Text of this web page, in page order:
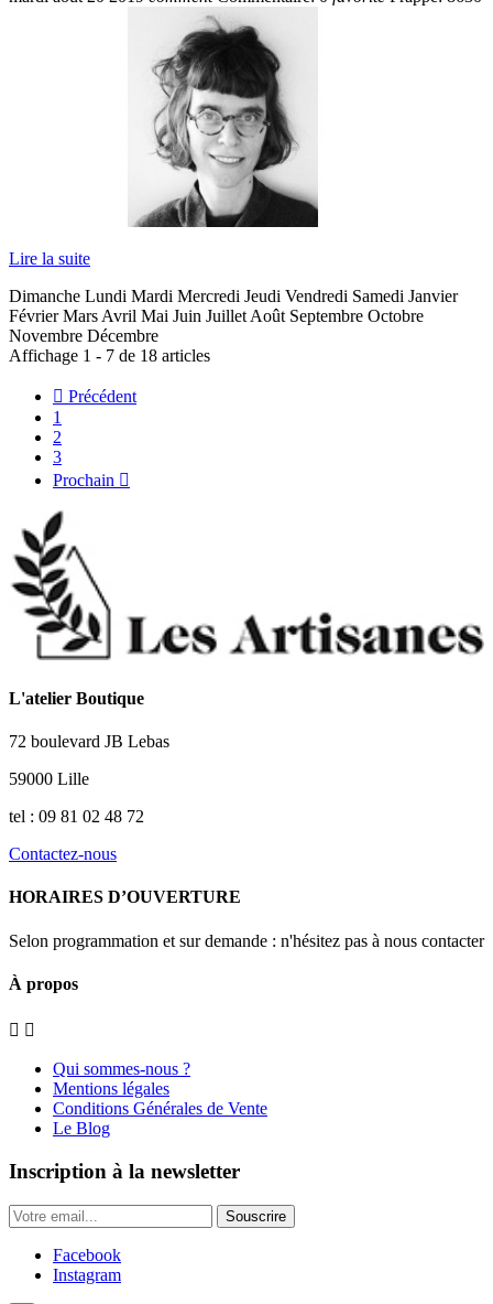
Lire la suite
Dimanche Lundi Mardi Mercredi Jeudi Vendredi Samedi Janvier
Février Mars Avril Mai Juin Juillet Août Septembre Octobre
Novembre Décembre
Affichage 1 - 7 de 18 articles
 Précédent
1
2
3
Prochain 
L'atelier Boutique
72 boulevard JB Lebas
59000 Lille
tel : 09 81 02 48 72
Contactez-nous
HORAIRES D’OUVERTURE
Selon programmation et sur demande : n'hésitez pas à nous contacter
À propos
 
Qui sommes-nous ?
Mentions légales
Conditions Générales de Vente
Le Blog
Inscription à la newsletter
Souscrire
Facebook
Instagram